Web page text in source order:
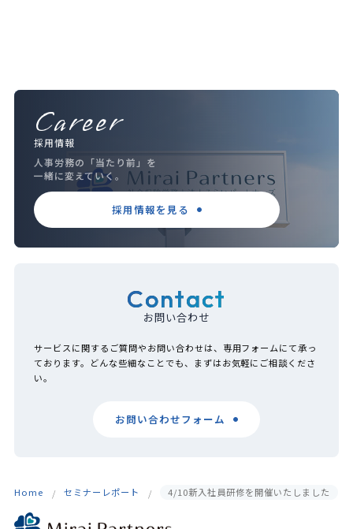
Career
採用情報
人事労務の「当たり前」を
一緒に変えていく。
採用情報を見る
Contact
お問い合わせ
サービスに関するご質問やお問い合わせは、専用フォームにて承っ
ております。どんな些細なことでも、まずはお気軽にご相談くださ
い。
お問い合わせフォーム
Home セミナーレポート 4/10新入社員研修を開催いたしました